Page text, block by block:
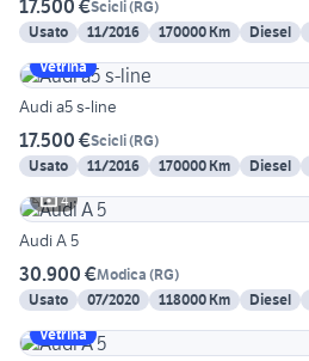
17.500 €Scicli(RG)
Usato
11/2016 170000 Km Diesel
Vetrina
Audi a5 s-line
17.500 €Scicli(RG)
Usato
11/2016 170000 Km Diesel
4
Audi A 5
30.900 €Modica (RG)
Usato
07/2020 118000 Km Diesel
Vetrina